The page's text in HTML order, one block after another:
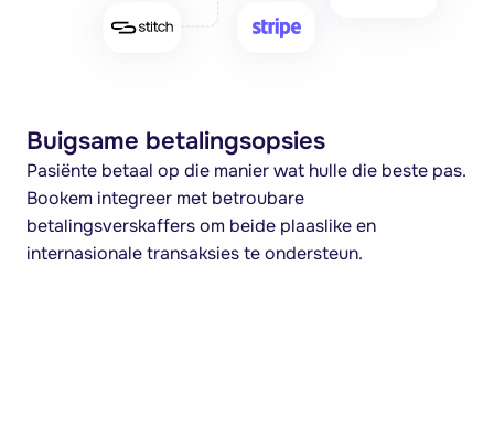
Buigsame betalingsopsies
Pasiënte betaal op die manier wat hulle die beste pas.
Bookem integreer met betroubare
betalingsverskaffers om beide plaaslike en
internasionale transaksies te ondersteun.